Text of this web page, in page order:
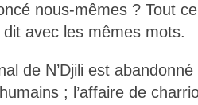
nous-mêmes ? Tout
dit avec les mêmes mots.
de N’Djili est
; l’affaire de